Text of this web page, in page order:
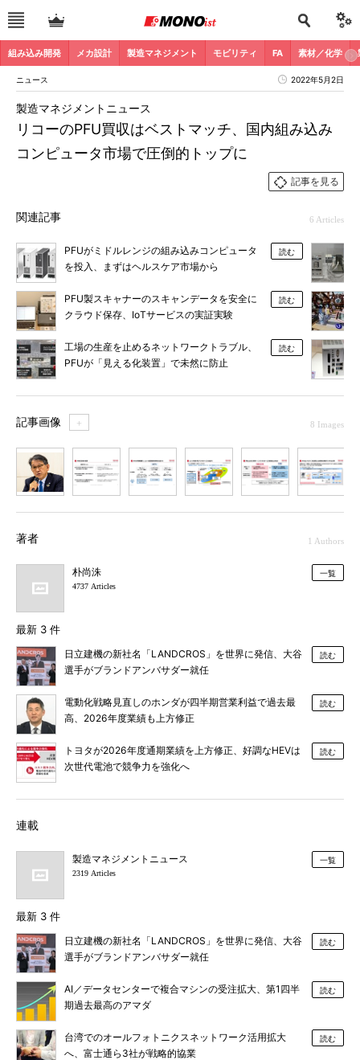
組み込み開発 メカ設計 製造マネジメント モビリティ FA 素材／化学
ニュース 2022年5月2日
リコーのPFU買収はベストマッチ、国内組み込み
コンピュータ市場で圧倒的トップに
製造マネジメントニュース
記事を見る
関連記事 6 Articles
PFUがミドルレンジの組み込みコンピュータ
を投入、まずはヘルスケア市場から
読む
PFU製スキャナーのスキャンデータを安全に
クラウド保存、IoTサービスの実証実験
読む
工場の生産を止めるネットワークトラブル、
PFUが「見える化装置」で未然に防止
読む
記事画像 ＋ 8 Images
著者 1 Authors
朴尚洙
4737 Articles
一覧
最新 3 件
日立建機の新社名「LANDCROS」を世界に発信、大谷
選手がブランドアンバサダー就任
読む
電動化戦略見直しのホンダが四半期営業利益で過去最
高、2026年度業績も上方修正
読む
トヨタが2026年度通期業績を上方修正、好調なHEVは
次世代電池で競争力を強化へ
読む
連載
製造マネジメントニュース
2319 Articles
一覧
最新 3 件
日立建機の新社名「LANDCROS」を世界に発信、大谷
選手がブランドアンバサダー就任
読む
AI／データセンターで複合マシンの受注拡大、第1四半
期過去最高のアマダ
読む
台湾でのオールフォトニクスネットワーク活用拡大
へ、富士通ら3社が戦略的協業
読む